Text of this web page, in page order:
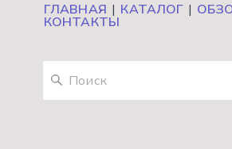
ГЛАВНАЯ | КАТАЛОГ |
КОНТАКТЫ